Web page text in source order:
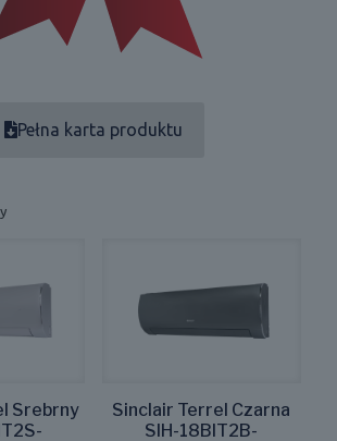
Pełna karta produktu
Srebrny
Sinclair Terrel Czarna
SIH-18BIT2B-